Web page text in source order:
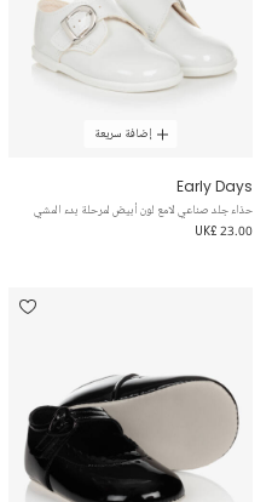
إضافة سريعة
Early Days
حذاء جلد صناعي لامع لون أبيض لمرحلة بدء المشي
UK£ 23.00